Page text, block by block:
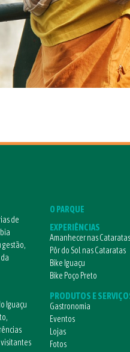
de
gestão,
Iguaçu
O PARQUE
EXPERIÊNCIAS
Amanhecer nas Cataratas
Pôr do Sol nas Cataratas
Bike Iguaçu
Bike Poço Preto
PRODUTOS E
Gastronomia
Eventos
Lojas
Fotos